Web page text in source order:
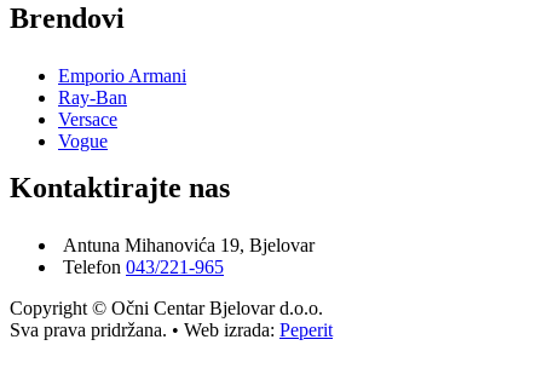
Brendovi
Emporio Armani
Ray-Ban
Versace
Vogue
Kontaktirajte nas
Antuna Mihanovića 19, Bjelovar
Telefon 043/221-965
Copyright © Očni Centar Bjelovar d.o.o.
Sva prava pridržana. • Web izrada: Peperit